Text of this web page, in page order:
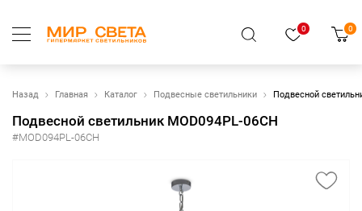
0 0
Назад Главная Каталог Подвесные светильники Подвесной
Подвесной светильник MOD094PL-06CH
#MOD094PL-06CH